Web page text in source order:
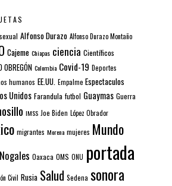
Alfonso Durazo Alfonso Durazo Montaño
Cajeme Chiapas ciencia Científicos
OBREGÓN Colombia Covid-19 Deportes
humanos EE.UU. Empalme Espectaculos
Unidos Farandula futbol Guaymas Guerra
IMSS Joe Biden López Obrador
migrantes Morena mujeres Mundo
Nogales Oaxaca OMS ONU portada
Civil Rusia Salud Sedena sonora